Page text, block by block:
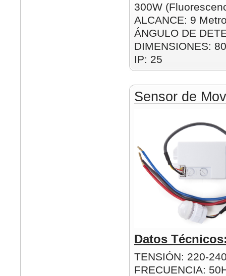
300W
ALCANCE: 9
ÁNGULO DE
DIMENSIONES:
IP: 25
Sensor de
Datos
TENSIÓN: 220-
FRECUENCIA: